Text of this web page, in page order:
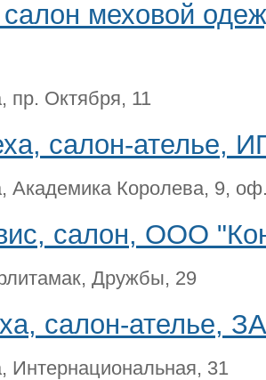
салон меховой
пр. Октября, 11
салон-ателье,
Академика Королева, 9,
салон, ООО
Дружбы, 29
салон-ателье,
Интернациональная, 31